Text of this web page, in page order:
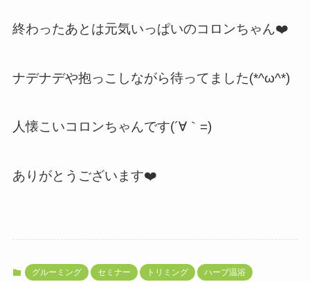
終わったあとは元気いっぱいのコロンちゃん❤️
ナデナデや抱っこしながら待ってました(*^ω^*)
人懐こいコロンちゃんです(´∀｀=)
ありがとうございます❤️
グルーミング セミナー トリミング ハーブ温浴